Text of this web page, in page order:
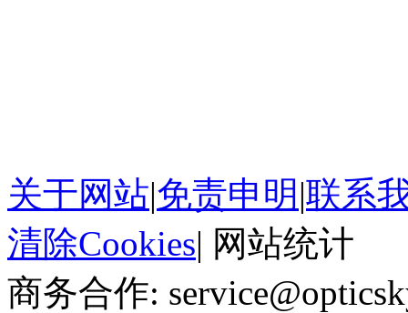
关于网站|免责申明 |联系
清除Cookies| 网站统计
商务合作: